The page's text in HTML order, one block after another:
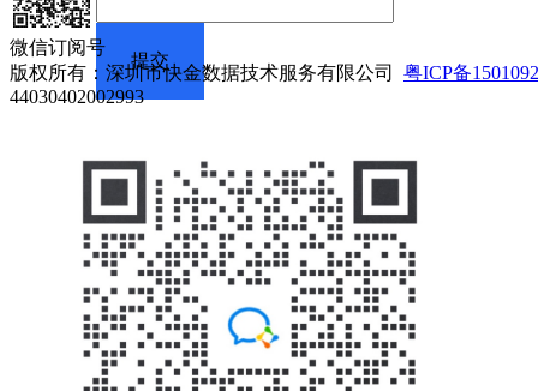
微信订阅号
版权所有：深圳市快金数据技术服务有限公司 粤ICP备
44030402002993